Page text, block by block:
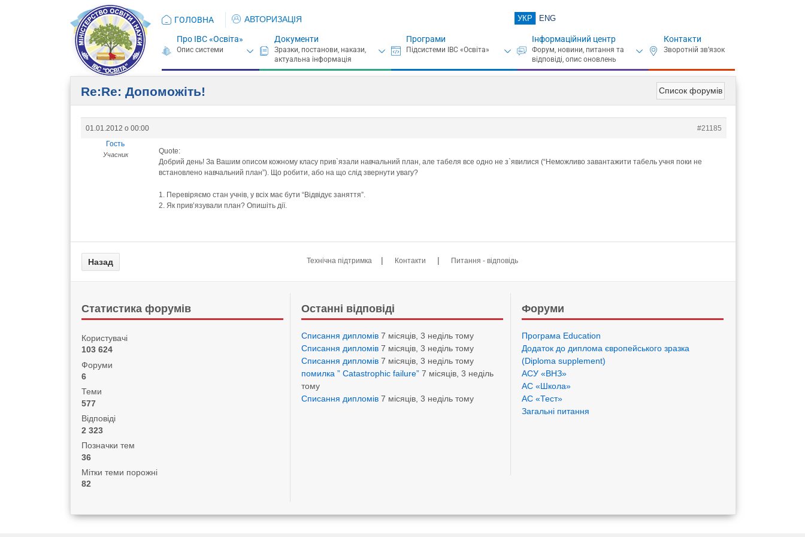
ГОЛОВНА АВТОРИЗАЦІЯ УКР ENG
Про ІВС «Освіта» Документи Програми Інформаційний центр Контакти
Список форумів
Re:Re: Допоможіть!
01.01.2012 о 00:00
#21185
Гость
Учасник
Quote:
Добрий день! За Вашим описом кожному класу прив`язали навчальний план, але табеля все одно не з`явилися (“Неможливо завантажити табель учня поки не
встановлено навчальний план”). Що робити, або на що слід звернути увагу?
1. Перевіряємо стан учнів, у всіх має бути “Відвідує заняття”.
2. Як прив’язували план? Опишіть дії.
Технічна підтримка | Контакти | Питання - відповідь
Статистика форумів
Користувачі
103 624
Форуми
6
Теми
577
Відповіді
2 323
Позначки тем
36
Мітки теми порожні
82
Останні відповіді
Списання дипломів 7 місяців, 3 неділь тому
Списання дипломів 7 місяців, 3 неділь тому
Списання дипломів 7 місяців, 3 неділь тому
помилка ” Catastrophic failure” 7 місяців, 3 неділь
тому
Списання дипломів 7 місяців, 3 неділь тому
Форуми
Програма Eduсation
Додаток до диплома європейського зразка
(Diploma supplement)
АСУ «ВНЗ»
АС «Школа»
АС «Тест»
Загальні питання